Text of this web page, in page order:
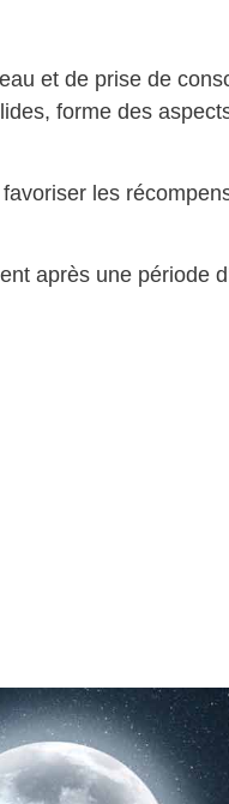
et de prise de
forme des
les
après une période